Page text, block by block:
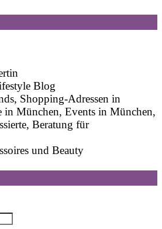
Blog
Shopping-Adressen in
in München, Events in München,
Beratung für
und Beauty